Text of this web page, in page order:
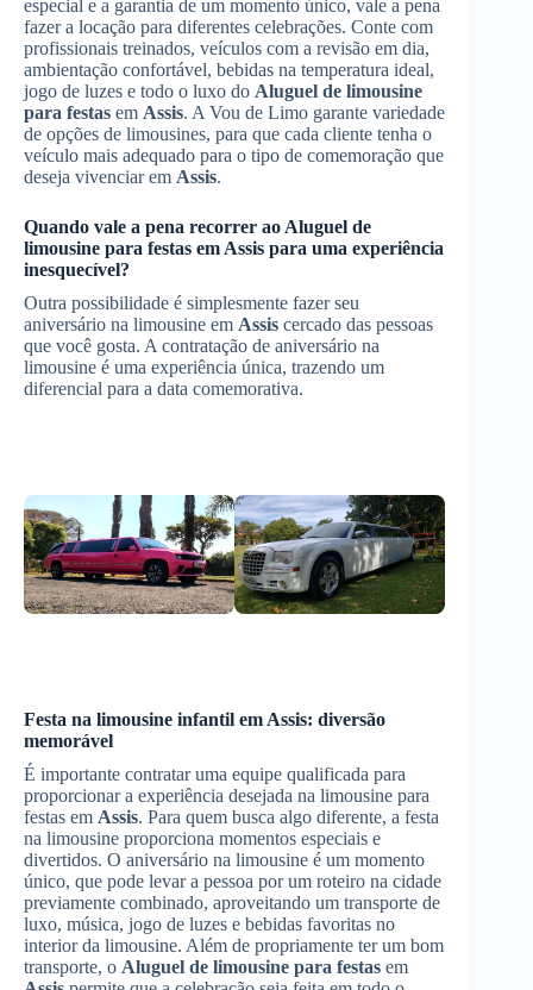
especial e a garantia de um momento único, vale a pena
fazer a locação para diferentes celebrações. Conte com
profissionais treinados, veículos com a revisão em dia,
ambientação confortável, bebidas na temperatura ideal,
jogo de luzes e todo o luxo do Aluguel de limousine
para festas em Assis. A Vou de Limo garante variedade
de opções de limousines, para que cada cliente tenha o
veículo mais adequado para o tipo de comemoração que
deseja vivenciar em Assis.
Quando vale a pena recorrer ao Aluguel de
limousine para festas em Assis para uma experiência
inesquecível?
Outra possibilidade é simplesmente fazer seu
aniversário na limousine em Assis cercado das pessoas
que você gosta. A contratação de aniversário na
limousine é uma experiência única, trazendo um
diferencial para a data comemorativa.
Festa na limousine infantil em Assis: diversão
memorável
É importante contratar uma equipe qualificada para
proporcionar a experiência desejada na limousine para
festas em Assis. Para quem busca algo diferente, a festa
na limousine proporciona momentos especiais e
divertidos. O aniversário na limousine é um momento
único, que pode levar a pessoa por um roteiro na cidade
previamente combinado, aproveitando um transporte de
luxo, música, jogo de luzes e bebidas favoritas no
interior da limousine. Além de propriamente ter um bom
transporte, o Aluguel de limousine para festas em